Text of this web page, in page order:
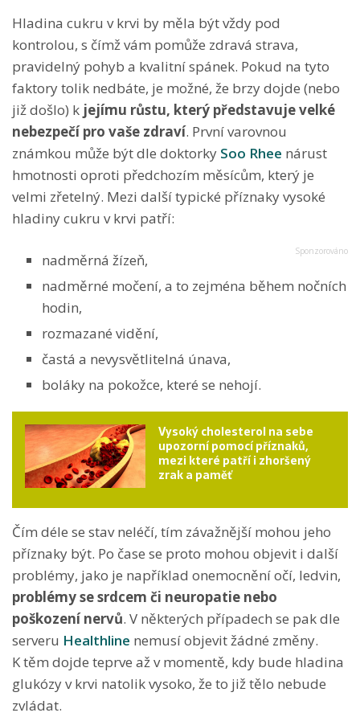
Hladina cukru v krvi by měla být vždy pod
kontrolou, s čímž vám pomůže zdravá strava,
pravidelný pohyb a kvalitní spánek. Pokud na tyto
faktory tolik nedbáte, je možné, že brzy dojde (nebo
již došlo) k jejímu růstu, který představuje velké
nebezpečí pro vaše zdraví. První varovnou
známkou může být dle doktorky Soo Rhee nárust
hmotnosti oproti předchozím měsícům, který je
velmi zřetelný. Mezi další typické příznaky vysoké
hladiny cukru v krvi patří:
nadměrná žízeň,
nadměrné močení, a to zejména během nočních
hodin,
rozmazané vidění,
častá a nevysvětlitelná únava,
boláky na pokožce, které se nehojí.
Vysoký cholesterol na sebe
upozorní pomocí příznaků,
mezi které patří i zhoršený
zrak a paměť
Čím déle se stav neléčí, tím závažnější mohou jeho
příznaky být. Po čase se proto mohou objevit i další
problémy, jako je například onemocnění očí, ledvin,
problémy se srdcem či neuropatie nebo
poškození nervů. V některých případech se pak dle
serveru Healthline nemusí objevit žádné změny.
K těm dojde teprve až v momentě, kdy bude hladina
glukózy v krvi natolik vysoko, že to již tělo nebude
zvládat.